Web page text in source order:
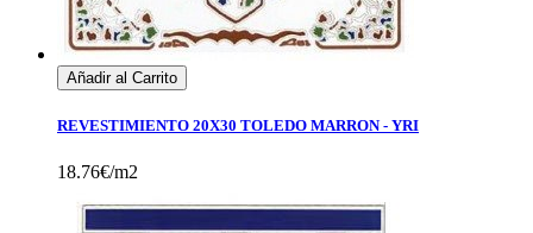
Añadir al Carrito
REVESTIMIENTO 20X30 TOLEDO MARRON - YRI
18.76€/m2